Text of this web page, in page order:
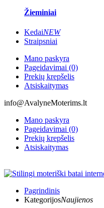
Žieminiai
KedaiNEW
Straipsniai
Mano paskyra
Pageidavimai (0)
Prekių krepšelis
Atsiskaitymas
info@AvalyneMoterims.lt
Mano paskyra
Pageidavimai (0)
Prekių krepšelis
Atsiskaitymas
Pagrindinis
KategorijosNaujienos